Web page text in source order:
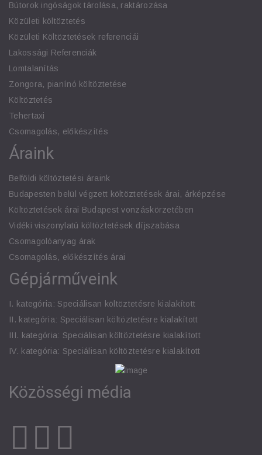
Bútorok ingóságok tárolása, raktározása
Közületi költöztetés
Közületi Költöztetések referenciái
Lakossági Referenciák
Lomtalanítás
Zongora, pianínó költöztetése
Költöztetés
Tehertaxi
Csomagolás, előkészítés
Áraink
Belföldi költöztetési áraink
Budapesten belül végzett költöztetések árai, árképzése
Költöztetések árai Budapest vonzáskörzetében
Vidéki viszonylatú költöztetések díjszabása
Csomagolóanyag árak
Csomagolás, előkészítés árai
Gépjárműveink
I. kategória: Speciálisan költöztetésre kialakított
II. kategória: Speciálisan költöztetésre kialakított
III. kategória: Speciálisan költöztetésre kialakított
IV. kategória: Speciálisan költöztetésre kialakított
Közösségi média